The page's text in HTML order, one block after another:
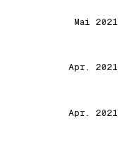
Mai 2021
Apr. 2021
Apr. 2021